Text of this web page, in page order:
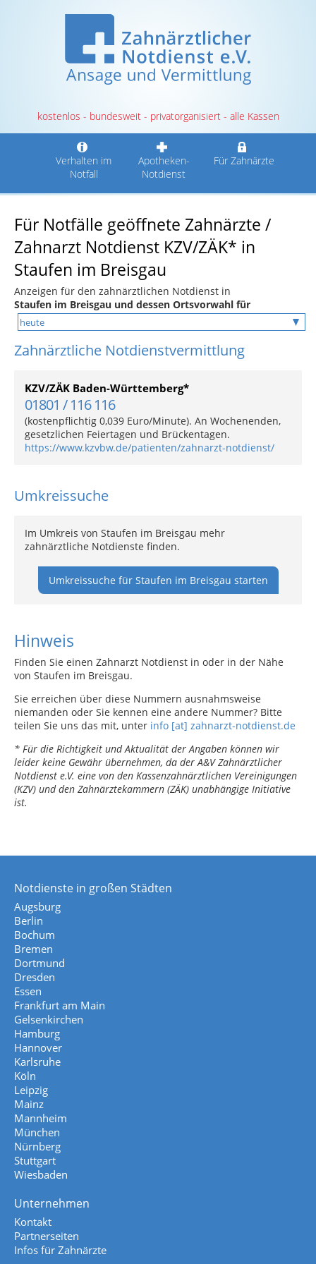
kostenlos - bundesweit - privatorganisiert - alle Kassen
Verhalten im
Notfall
Apotheken-
Notdienst
Für Zahnärzte
Für Notfälle geöffnete Zahnärzte /
Zahnarzt Notdienst KZV/ZÄK* in
Staufen im Breisgau
Anzeigen für den zahnärztlichen Notdienst in
Staufen im Breisgau und dessen Ortsvorwahl für
Zahnärztliche Notdienstvermittlung
KZV/ZÄK Baden-Württemberg*
01801 / 116 116
(kostenpflichtig 0,039 Euro/Minute). An Wochenenden,
gesetzlichen Feiertagen und Brückentagen.
https://www.kzvbw.de/patienten/zahnarzt-notdienst/
Umkreissuche
Im Umkreis von Staufen im Breisgau mehr
zahnärztliche Notdienste finden.
Umkreissuche für Staufen im Breisgau starten
Hinweis
Finden Sie einen Zahnarzt Notdienst in oder in der Nähe
von Staufen im Breisgau.
Sie erreichen über diese Nummern ausnahmsweise
niemanden oder Sie kennen eine andere Nummer? Bitte
teilen Sie uns das mit, unter info [at] zahnarzt-notdienst.de
* Für die Richtigkeit und Aktualität der Angaben können wir
leider keine Gewähr übernehmen, da der A&V Zahnärztlicher
Notdienst e.V. eine von den Kassenzahnärztlichen Vereinigungen
(KZV) und den Zahnärztekammern (ZÄK) unabhängige Initiative
ist.
Notdienste in großen Städten
Augsburg
Berlin
Bochum
Bremen
Dortmund
Dresden
Essen
Frankfurt am Main
Gelsenkirchen
Hamburg
Hannover
Karlsruhe
Köln
Leipzig
Mainz
Mannheim
München
Nürnberg
Stuttgart
Wiesbaden
Unternehmen
Kontakt
Partnerseiten
Infos für Zahnärzte